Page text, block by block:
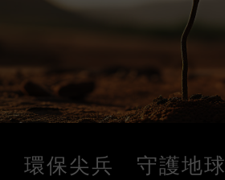
環保尖兵 守護地球